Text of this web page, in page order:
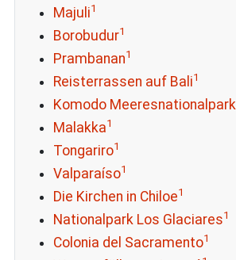
Majuli1
Borobudur1
Prambanan1
Reisterrassen auf Bali1
Komodo Meeresnationalpark
Malakka1
Tongariro1
Valparaíso1
Die Kirchen in Chiloe1
Nationalpark Los Glaciares1
Colonia del Sacramento1